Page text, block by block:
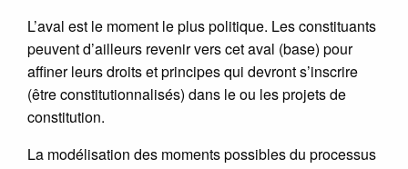
L’aval est le moment le plus politique. Les constituants
peuvent d’ailleurs revenir vers cet aval (base) pour
affiner leurs droits et principes qui devront s’inscrire
(être constitutionnalisés) dans le ou les projets de
constitution.
La modélisation des moments possibles du processus